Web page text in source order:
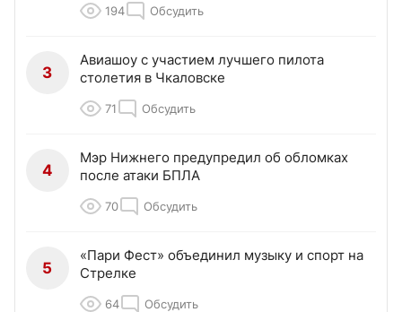
194 Обсудить
3
Авиашоу с участием лучшего пилота
столетия в Чкаловске
71 Обсудить
4
Мэр Нижнего предупредил об обломках
после атаки БПЛА
70 Обсудить
5
«Пари Фест» объединил музыку и спорт на
Стрелке
64 Обсудить